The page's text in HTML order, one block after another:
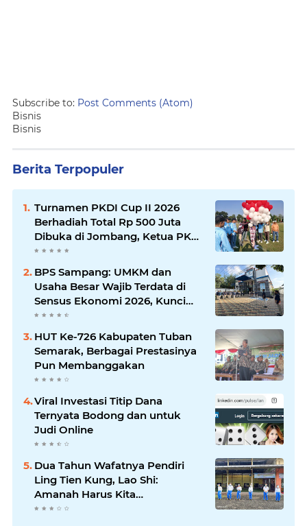
Subscribe to: Post Comments (Atom)
Bisnis
Bisnis
Berita Terpopuler
Turnamen PKDI Cup II 2026
Berhadiah Total Rp 500 Juta
Dibuka di Jombang, Ketua PKDI
Jatim Syaifullah Mahdi: Ajang
Komunikasi Antar-Kades untuk
Memajukan Desa
BPS Sampang: UMKM dan
Usaha Besar Wajib Terdata di
Sensus Ekonomi 2026, Kunci
Kebijakan Tepat Sasaran
HUT Ke-726 Kabupaten Tuban
Semarak, Berbagai Prestasinya
Pun Membanggakan
Viral Investasi Titip Dana
Ternyata Bodong dan untuk
Judi Online
Dua Tahun Wafatnya Pendiri
Ling Tien Kung, Lao Shi:
Amanah Harus Kita
Laksanakan!